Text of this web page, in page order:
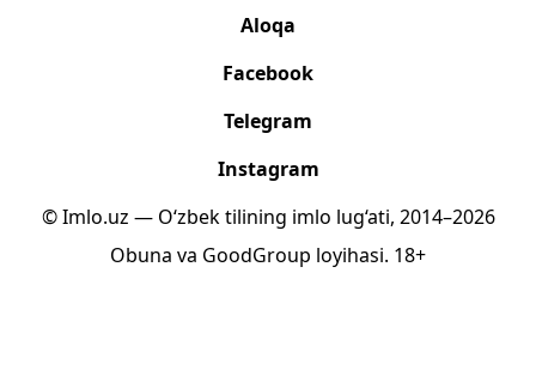
Aloqa
Facebook
Telegram
Instagram
© Imlo.uz — O‘zbek tilining imlo lug‘ati, 2014–2026
Obuna va GoodGroup loyihasi. 18+